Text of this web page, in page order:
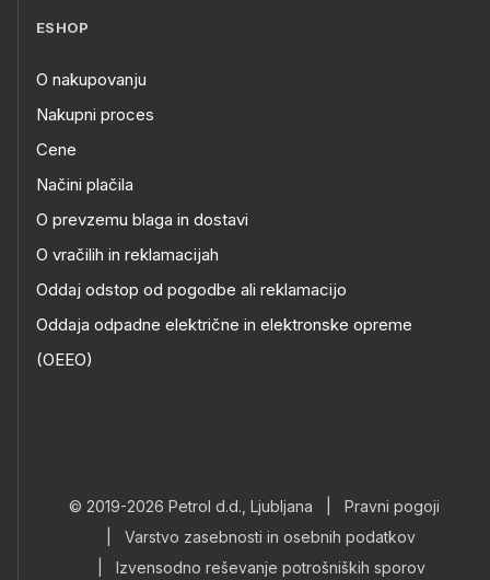
ESHOP
O nakupovanju
Nakupni proces
Cene
Načini plačila
O prevzemu blaga in dostavi
O vračilih in reklamacijah
Oddaj odstop od pogodbe ali reklamacijo
Oddaja odpadne električne in elektronske opreme
(OEEO)
© 2019-2026 Petrol d.d., Ljubljana
Pravni pogoji
Varstvo zasebnosti in osebnih podatkov
Izvensodno reševanje potrošniških sporov